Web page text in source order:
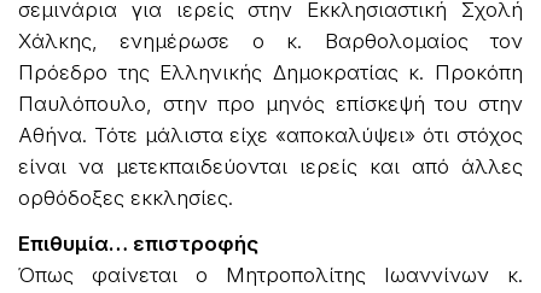
σεμινάρια για ιερείς στην Εκκλησιαστική Σχολή
Χάλκης, ενημέρωσε ο κ. Βαρθολομαίος τον
Πρόεδρο της Ελληνικής Δημοκρατίας κ. Προκόπη
Παυλόπουλο, στην προ μηνός επίσκεψή του στην
Αθήνα. Τότε μάλιστα είχε «αποκαλύψει» ότι στόχος
είναι να μετεκπαιδεύονται ιερείς και από άλλες
ορθόδοξες εκκλησίες.
Επιθυμία… επιστροφής
Όπως φαίνεται ο Μητροπολίτης Ιωαννίνων κ.